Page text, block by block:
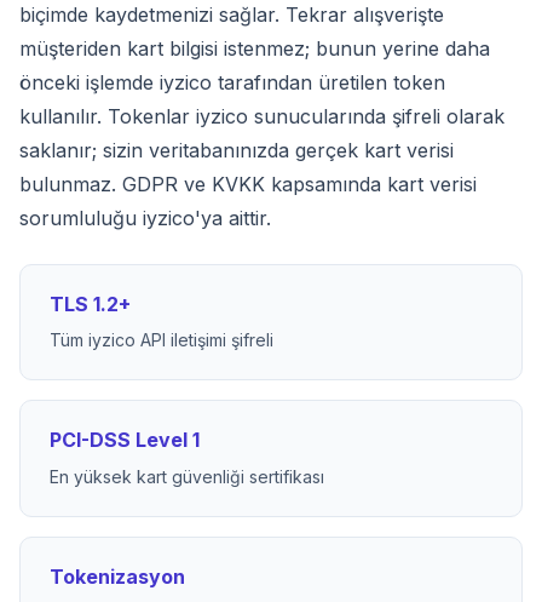
biçimde kaydetmenizi sağlar. Tekrar alışverişte
müşteriden kart bilgisi istenmez; bunun yerine daha
önceki işlemde iyzico tarafından üretilen token
kullanılır. Tokenlar iyzico sunucularında şifreli olarak
saklanır; sizin veritabanınızda gerçek kart verisi
bulunmaz. GDPR ve KVKK kapsamında kart verisi
sorumluluğu iyzico'ya aittir.
TLS 1.2+
Tüm iyzico API iletişimi şifreli
PCI-DSS Level 1
En yüksek kart güvenliği sertifikası
Tokenizasyon